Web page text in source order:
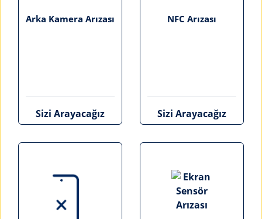
Arka Kamera Arızası
Sizi Arayacağız
NFC Arızası
Sizi Arayacağız